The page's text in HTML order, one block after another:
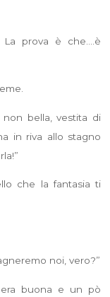
La prova è che….è
non bella, vestita di
in riva allo stagno
che la fantasia ti
noi, vero?”
buona e un pò